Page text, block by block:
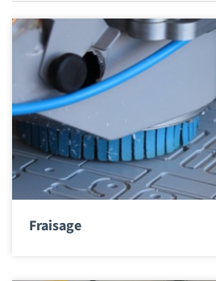
Fraisage